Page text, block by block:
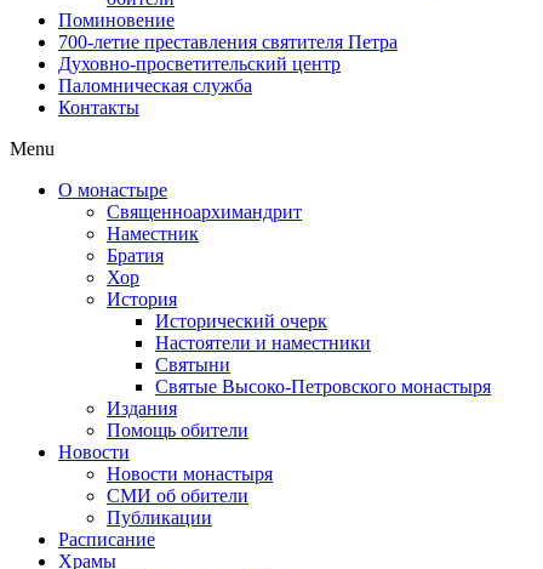
Поминовение
700-летие преставления святителя Петра
Духовно-просветительский центр
Паломническая служба
Контакты
Menu
О монастыре
Священноархимандрит
Наместник
Братия
Хор
История
Исторический очерк
Настоятели и наместники
Святыни
Святые Высоко-Петровского монастыря
Издания
Помощь обители
Новости
Новости монастыря
СМИ об обители
Публикации
Расписание
Храмы